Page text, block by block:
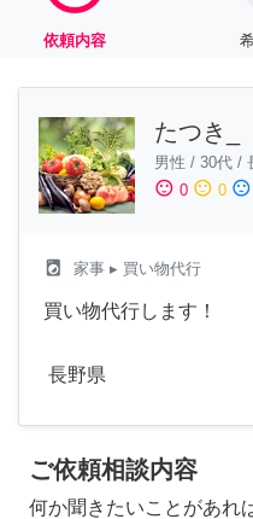
依頼内容
たつき_
男性 / 30代 /
sentiment_satisfied 0 sentiment_neutral 0 sentiment_dissatisfied
local_laundry_service 家事 ▸ 買い物代行
買い物代行します！
長野県
ご依頼相談内容
何か聞きたいことがあれ